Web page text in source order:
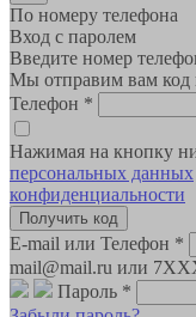
По номеру телефона
Вход с паролем
Введите номер
Мы отправим вам код
Телефон *
Нажимая на кнопку
персональных данных
конфиденциальности
E-mail или Телефон *
mail@mail.ru или
Пароль *